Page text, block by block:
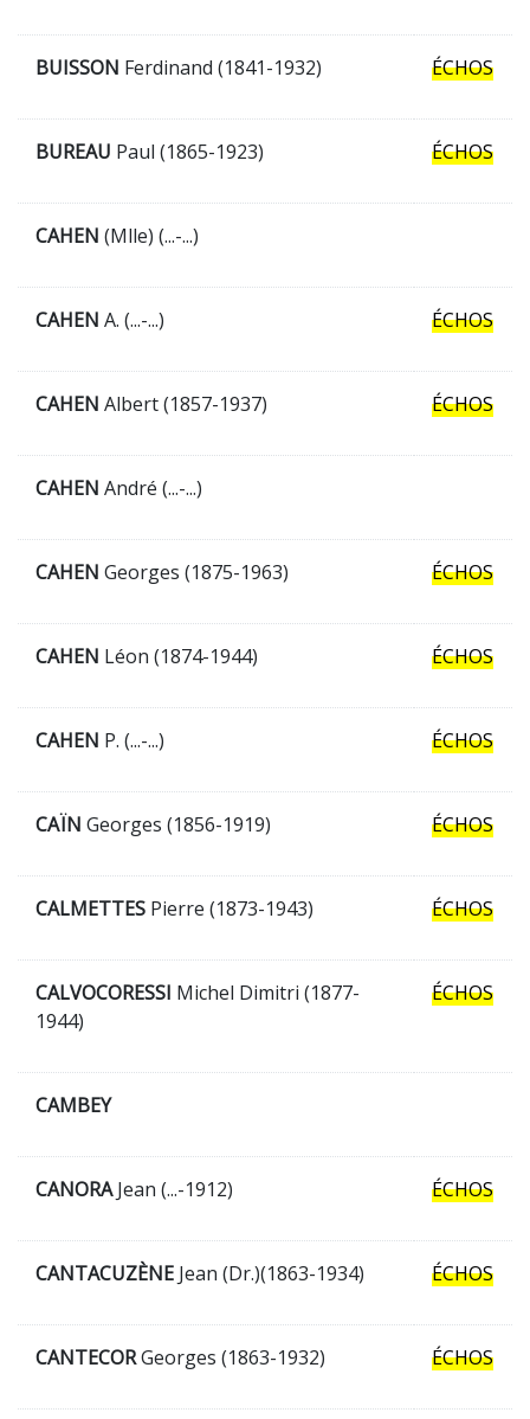
BUISSON Ferdinand (1841-1932) ÉCHOS
BUREAU Paul (1865-1923) ÉCHOS
CAHEN (Mlle) (...-...)
CAHEN A. (...-...) ÉCHOS
CAHEN Albert (1857-1937) ÉCHOS
CAHEN André (...-...)
CAHEN Georges (1875-1963) ÉCHOS
CAHEN Léon (1874-1944) ÉCHOS
CAHEN P. (...-...) ÉCHOS
CAÏN Georges (1856-1919) ÉCHOS
CALMETTES Pierre (1873-1943) ÉCHOS
CALVOCORESSI Michel Dimitri (1877-
1944)
ÉCHOS
CAMBEY
CANORAJean (...-1912) ÉCHOS
CANTACUZÈNE Jean (Dr.)(1863-1934) ÉCHOS
CANTECORGeorges (1863-1932) ÉCHOS